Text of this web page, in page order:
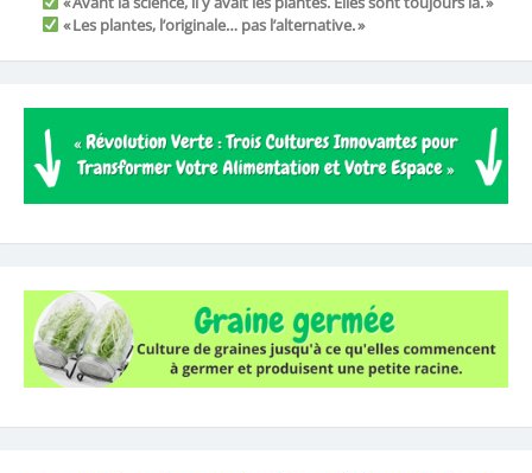
« Les plantes, l’originale… pas l’alternative. »